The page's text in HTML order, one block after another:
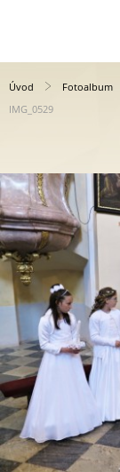
Úvod Fotoalbum
IMG_0529